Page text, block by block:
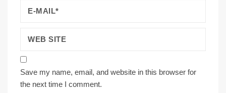
Save my name, email, and website in this browser for
the next time I comment.